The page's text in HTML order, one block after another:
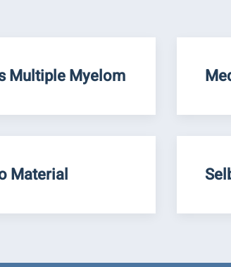
Multiple Myelom
Material